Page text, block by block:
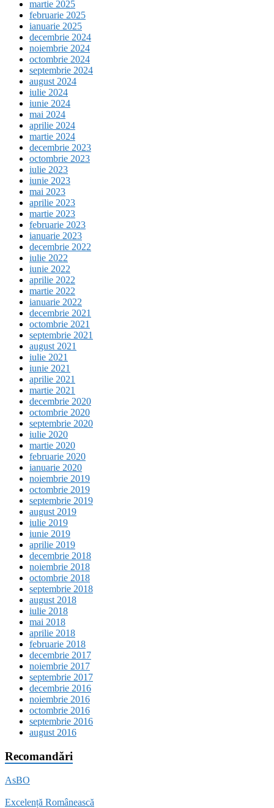
martie 2025
februarie 2025
ianuarie 2025
decembrie 2024
noiembrie 2024
octombrie 2024
septembrie 2024
august 2024
iulie 2024
iunie 2024
mai 2024
aprilie 2024
martie 2024
decembrie 2023
octombrie 2023
iulie 2023
iunie 2023
mai 2023
aprilie 2023
martie 2023
februarie 2023
ianuarie 2023
decembrie 2022
iulie 2022
iunie 2022
aprilie 2022
martie 2022
ianuarie 2022
decembrie 2021
octombrie 2021
septembrie 2021
august 2021
iulie 2021
iunie 2021
aprilie 2021
martie 2021
decembrie 2020
octombrie 2020
septembrie 2020
iulie 2020
martie 2020
februarie 2020
ianuarie 2020
noiembrie 2019
octombrie 2019
septembrie 2019
august 2019
iulie 2019
iunie 2019
aprilie 2019
decembrie 2018
noiembrie 2018
octombrie 2018
septembrie 2018
august 2018
iulie 2018
mai 2018
aprilie 2018
februarie 2018
decembrie 2017
noiembrie 2017
septembrie 2017
decembrie 2016
noiembrie 2016
octombrie 2016
septembrie 2016
august 2016
Recomandări
AsBO
Excelență Românească